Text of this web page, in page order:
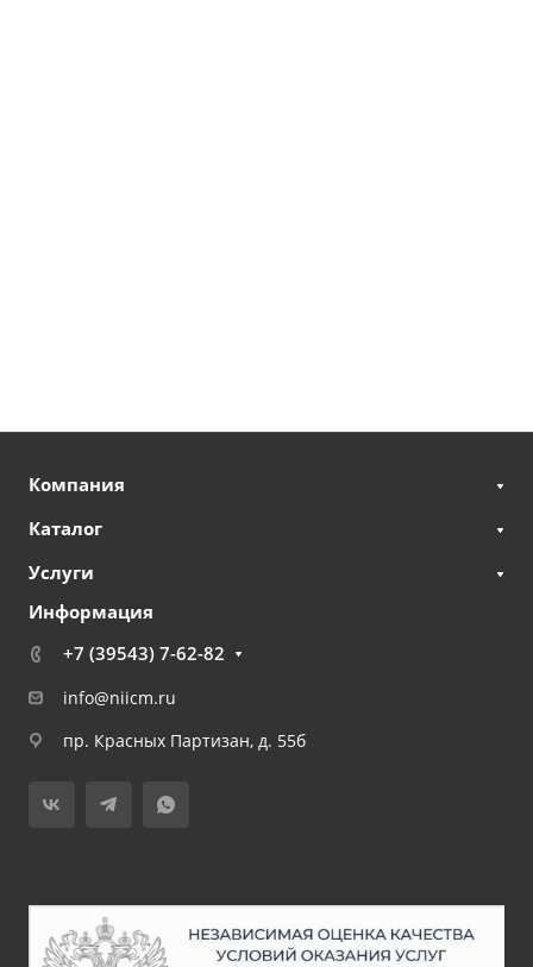
Компания
Каталог
Услуги
Информация
+7 (39543) 7-62-82
info@niicm.ru
пр. Красных Партизан, д. 55б